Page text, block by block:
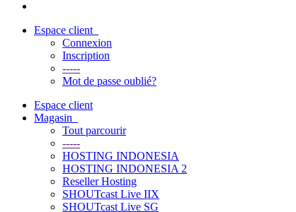
Espace client
Connexion
Inscription
-----
Mot de passe oublié?
Espace client
Magasin
Tout parcourir
-----
HOSTING INDONESIA
HOSTING INDONESIA 2
Reseller Hosting
SHOUTcast Live IIX
SHOUTcast Live SG